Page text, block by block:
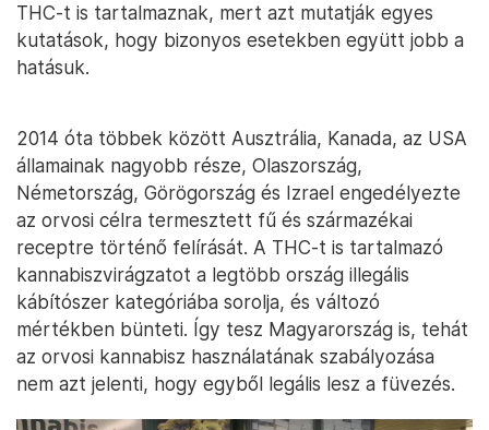
THC-t is tartalmaznak, mert azt mutatják egyes
kutatások, hogy bizonyos esetekben együtt jobb a
hatásuk.
2014 óta többek között Ausztrália, Kanada, az USA
államainak nagyobb része, Olaszország,
Németország, Görögország és Izrael engedélyezte
az orvosi célra termesztett fű és származékai
receptre történő felírását. A THC-t is tartalmazó
kannabiszvirágzatot a legtöbb ország illegális
kábítószer kategóriába sorolja, és változó
mértékben bünteti. Így tesz Magyarország is, tehát
az orvosi kannabisz használatának szabályozása
nem azt jelenti, hogy egyből legális lesz a füvezés.